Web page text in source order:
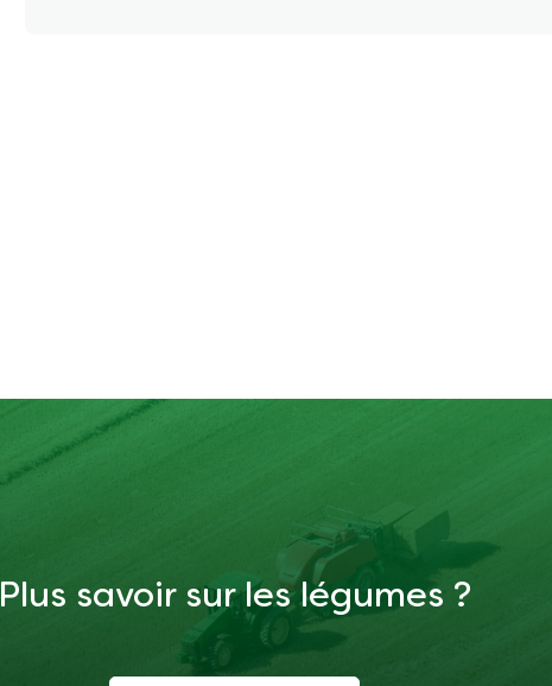
Plus savoir sur les légumes ?